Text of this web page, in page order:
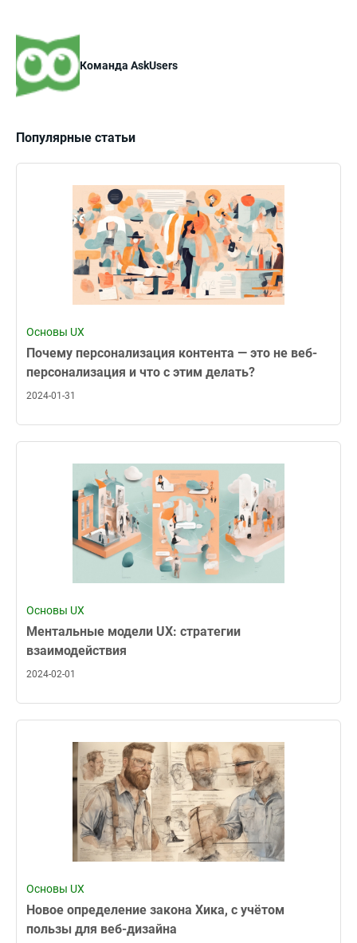
Команда AskUsers
Популярные статьи
Основы UX
Почему персонализация контента — это не веб-
персонализация и что с этим делать?
2024-01-31
Основы UX
Ментальные модели UX: стратегии
взаимодействия
2024-02-01
Основы UX
Новое определение закона Хика, с учётом
пользы для веб-дизайна